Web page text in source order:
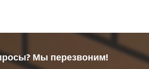
Мы перезвоним!